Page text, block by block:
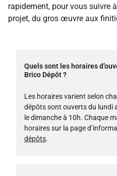
rapidement, pour vous suivre
projet, du gros œuvre aux
Quels sont les horaires
Brico Dépôt ?
Les horaires varient selon
dépôts sont ouverts du lundi
le dimanche à 10h. Chaque
horaires sur la page
dépôts.